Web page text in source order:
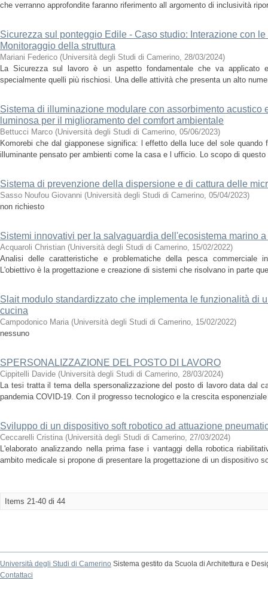
che verranno approfondite faranno riferimento all argomento di inclusività
Sicurezza sul ponteggio Edile - Caso studio: Interazione con
Monitoraggio della struttura
Mariani Federico (Università degli Studi di Camerino, 28/03/2024)
La Sicurezza sul lavoro è un aspetto fondamentale che va
specialmente quelli più rischiosi. Una delle attività che presenta un alto
Sistema di illuminazione modulare con assorbimento acustico
luminosa per il miglioramento del comfort ambientale
Bettucci Marco (Università degli Studi di Camerino, 05/06/2023)
Komorebi che dal giapponese significa: l effetto della luce del sole
illuminante pensato per ambienti come la casa e l ufficio. Lo scopo di questo
Sistema di prevenzione della dispersione e di cattura delle
Sasso Noufou Giovanni (Università degli Studi di Camerino, 05/04/2023)
non richiesto
Sistemi innovativi per la salvaguardia dell'ecosistema marino
Acquaroli Christian (Università degli Studi di Camerino, 15/02/2022)
Analisi delle caratteristiche e problematiche della pesca commerciale
L'obiettivo è la progettazione e creazione di sistemi che risolvano in parte
Slait modulo standardizzato che implementa le funzionalità di
cucina
Campodonico Maria (Università degli Studi di Camerino, 15/02/2022)
nessuno
SPERSONALIZZAZIONE DEL POSTO DI LAVORO
Cippitelli Davide (Università degli Studi di Camerino, 28/03/2024)
La tesi tratta il tema della spersonalizzazione del posto di lavoro data dal
pandemia COVID-19. Con il progresso tecnologico e la crescita
Sviluppo di un dispositivo soft robotico ad attuazione
Ceccarelli Cristina (Università degli Studi di Camerino, 27/03/2024)
L'elaborato analizzando nella prima fase i vantaggi della robotica
ambito medicale si propone di presentare la progettazione di un dispositivo
Items 21-40 di 44
Università degli Studi di Camerino Sistema gestito da Scuola di Architettura e
Contattaci